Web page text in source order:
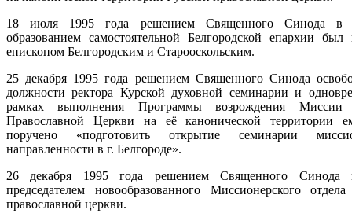
18 июля
1995 года
решением Священного Синода в
образованием самостоятельной
Белгородской епархии
был
епископом Белгородским и Старооскольским.
25 декабря 1995 года решением Священного Синода
должности ректора Курской духовной семинарии и
рамках выполнения Программы возрождения Миссии
Православной Церкви на её канонической территории
поручено «подготовить открытие семинарии
направленности в г. Белгороде».
26 декабря
1995 года
решением Священного Синода
председателем новообразованного
Миссионерского отдела
православной церкви.